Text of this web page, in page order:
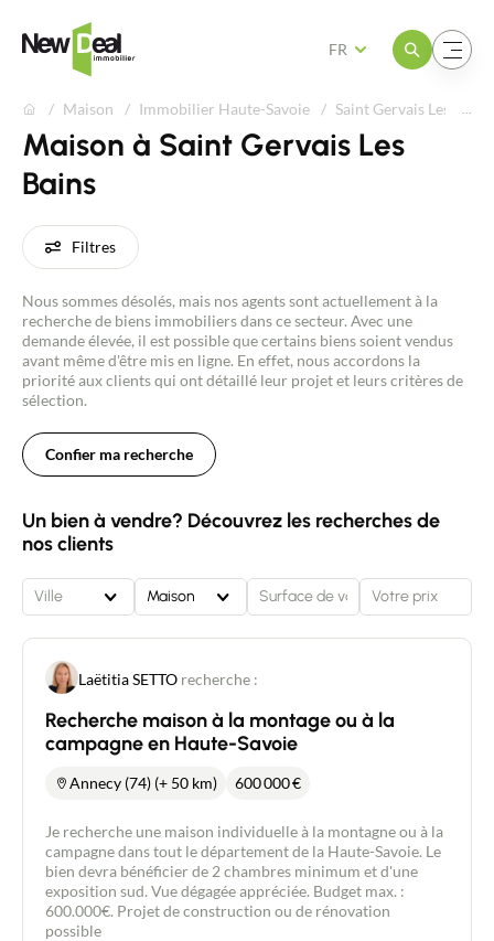
Ouvrir le menuOuvrir le menu
FR
Maison Immobilier Haute-Savoie Saint Gervais Les
Maison à Saint Gervais Les
Bains
Filtres
Nous sommes désolés, mais nos agents sont actuellement à la
recherche de biens immobiliers dans ce secteur. Avec une
demande élevée, il est possible que certains biens soient vendus
avant même d'être mis en ligne. En effet, nous accordons la
priorité aux clients qui ont détaillé leur projet et leurs critères de
sélection.
Confier ma recherche
Un bien à vendre? Découvrez les recherches de
nos clients
Ville Maison
Laëtitia SETTO recherche :
Recherche maison à la montage ou à la
campagne en Haute-Savoie
Annecy (74) (+ 50 km) 600 000€
Je recherche une maison individuelle à la montagne ou à la
campagne dans tout le département de la Haute-Savoie. Le
bien devra bénéficier de 2 chambres minimum et d'une
exposition sud. Vue dégagée appréciée. Budget max. :
600.000€. Projet de construction ou de rénovation
possible